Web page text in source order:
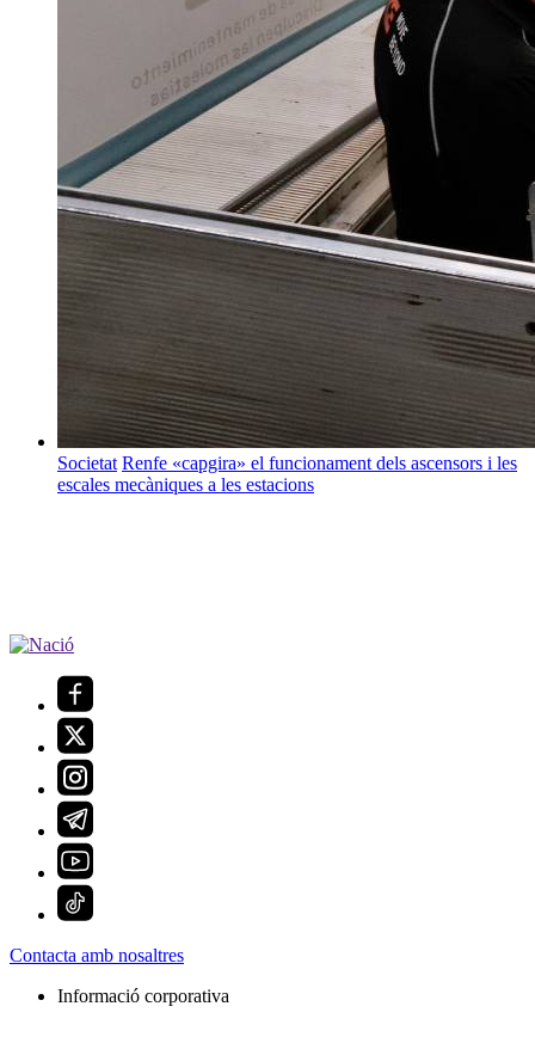
Societat Renfe «capgira» el funcionament dels ascensors i les
escales mecàniques a les estacions
Contacta amb nosaltres
Informació corporativa